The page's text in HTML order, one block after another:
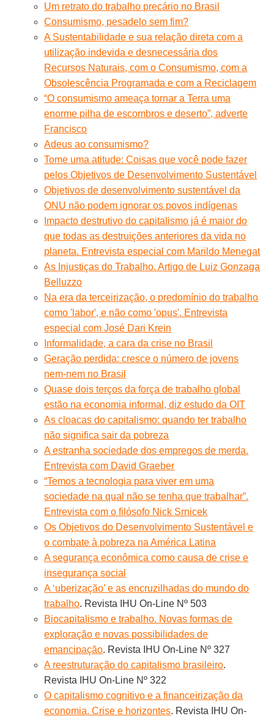
Um retrato do trabalho precário no Brasil
Consumismo, pesadelo sem fim?
A Sustentabilidade e sua relação direta com a
utilização indevida e desnecessária dos
Recursos Naturais, com o Consumismo, com a
Obsolescência Programada e com a Reciclagem
“O consumismo ameaça tornar a Terra uma
enorme pilha de escombros e deserto”, adverte
Francisco
Adeus ao consumismo?
Tome uma atitude: Coisas que você pode fazer
pelos Objetivos de Desenvolvimento Sustentável
Objetivos de desenvolvimento sustentável da
ONU não podem ignorar os povos indígenas
Impacto destrutivo do capitalismo já é maior do
que todas as destruições anteriores da vida no
planeta. Entrevista especial com Marildo Menegat
As Injustiças do Trabalho. Artigo de Luiz Gonzaga
Belluzzo
Na era da terceirização, o predomínio do trabalho
como 'labor', e não como 'opus'. Entrevista
especial com José Dari Krein
Informalidade, a cara da crise no Brasil
Geração perdida: cresce o número de jovens
nem-nem no Brasil
Quase dois terços da força de trabalho global
estão na economia informal, diz estudo da OIT
As cloacas do capitalismo: quando ter trabalho
não significa sair da pobreza
A estranha sociedade dos empregos de merda.
Entrevista com David Graeber
“Temos a tecnologia para viver em uma
sociedade na qual não se tenha que trabalhar”.
Entrevista com o filósofo Nick Srnicek
Os Objetivos do Desenvolvimento Sustentável e
o combate à pobreza na América Latina
A segurança econômica como causa de crise e
insegurança social
A ‘uberização’ e as encruzilhadas do mundo do
trabalho. Revista IHU On-Line Nº 503
Biocapitalismo e trabalho. Novas formas de
exploração e novas possibilidades de
emancipação. Revista IHU On-Line Nº 327
A reestruturação do capitalismo brasileiro.
Revista IHU On-Line Nº 322
O capitalismo cognitivo e a financeirização da
economia. Crise e horizontes. Revista IHU On-